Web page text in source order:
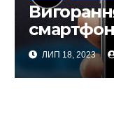
ЛИП 18, 2023